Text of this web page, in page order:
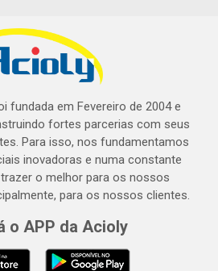
fundada em Fevereiro de 2004 e
fortes parcerias com seus
Para isso, nos fundamentamos
inovadoras e numa constante
o melhor para os nossos
para os nossos clientes.
o APP da Acioly